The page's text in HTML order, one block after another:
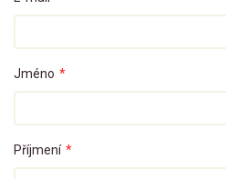
Jméno *
Příjmení *